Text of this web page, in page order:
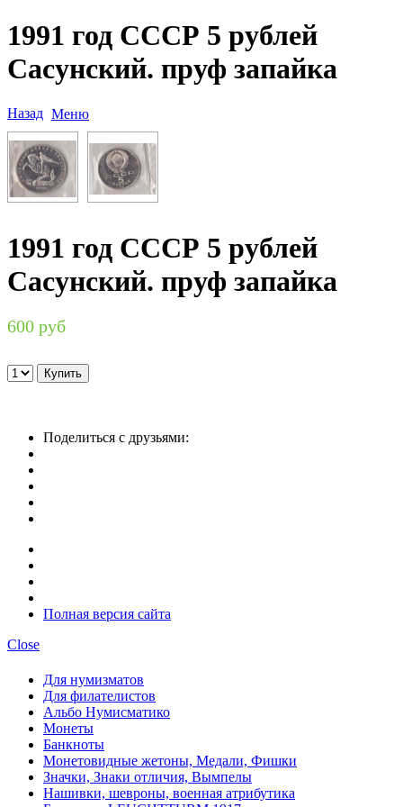
1991 год СССР 5 рублей
Сасунский. пруф запайка
Назад Меню
1991 год СССР 5 рублей
Сасунский. пруф запайка
600 руб
Поделиться с друзьями:
Полная версия сайта
Close
Для нумизматов
Для филателистов
Альбо Нумисматико
Монеты
Банкноты
Монетовидные жетоны, Медали, Фишки
Значки, Знаки отличия, Вымпелы
Нашивки, шевроны, военная атрибутика